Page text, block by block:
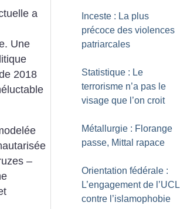
a
Une
2018
–
Inceste : La plus
précoce des violences
patriarcales
Statistique : Le
terrorisme n’a pas le
visage que l’on croit
Métallurgie : Florange
passe, Mittal rapace
Orientation fédérale :
L’engagement de l’UCL
contre l’islamophobie